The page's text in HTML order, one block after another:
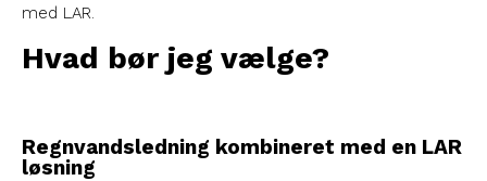
med LAR.
Hvad bør jeg vælge?
Regnvandsledning kombineret med en LAR
løsning